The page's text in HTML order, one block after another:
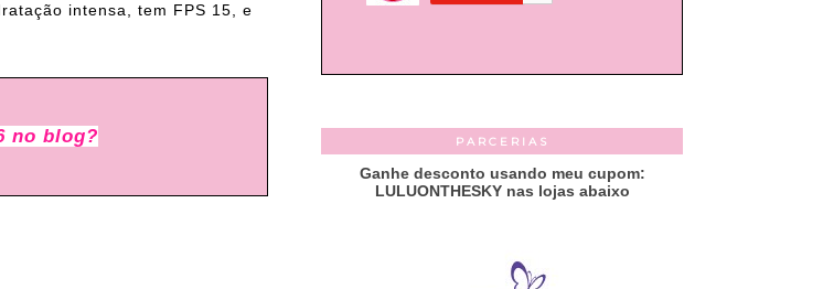
intensa, tem FPS 15, e
no blog? PARCERIAS
Ganhe desconto usando meu cupom:
LULUONTHESKY nas lojas abaixo